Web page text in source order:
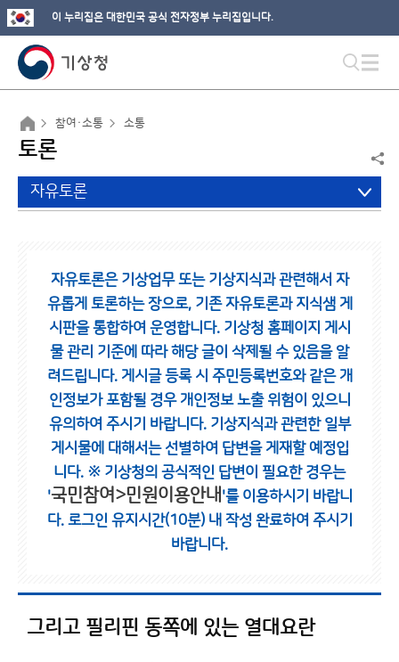
이 누리집은 대한민국 공식 전자정부 누리집입니다.
참여·소통 소통
토론
자유토론
자유토론은 기상업무 또는 기상지식과 관련해서 자
유롭게 토론하는 장으로, 기존 자유토론과 지식샘 게
시판을 통합하여 운영합니다. 기상청 홈페이지 게시
물 관리 기준에 따라 해당 글이 삭제될 수 있음을 알
려드립니다. 게시글 등록 시 주민등록번호와 같은 개
인정보가 포함될 경우 개인정보 노출 위험이 있으니
유의하여 주시기 바랍니다. 기상지식과 관련한 일부
게시물에 대해서는 선별하여 답변을 게재할 예정입
니다. ※ 기상청의 공식적인 답변이 필요한 경우는
'국민참여>민원이용안내 '를 이용하시기 바랍니
다. 로그인 유지시간(10분) 내 작성 완료하여 주시기
바랍니다.
그리고 필리핀 동쪽에 있는 열대요란